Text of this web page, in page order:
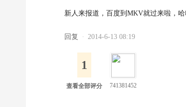
新人来报道，百度到MKV就过来啦，
回复 · 2014-6-13 08:19
1
查看全部评分 741381452